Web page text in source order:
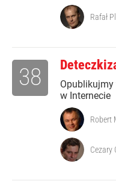
Rafał
Opublikujmy
w Internecie
38
Robert
Cezary